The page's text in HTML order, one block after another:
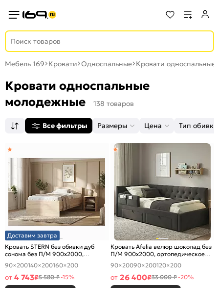
Мебель 169 Кровати Односпальные Кровати
Кровати односпальные
молодежные
138 товаров
Все фильтры Размеры Цена Тип обивки
Доставим завтра
Кровать STERN без обивки дуб
сонома без П/М 900x2000,
изголовье жесткое
90×200140×200160×200
от 4 743₽5 580 ₽-15%
Кровать Afelia велюр шоколад без
П/М 900x2000, ортопедическое
основание, изголовье мягкое
90×20090×200120×200
от 26 400₽33 000 ₽-20%